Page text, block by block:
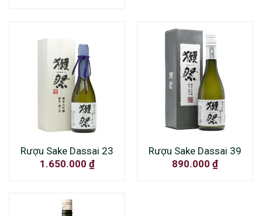
Rượu Sake Dassai 23
1.650.000 ₫
Rượu Sake Dassai 39
890.000 ₫